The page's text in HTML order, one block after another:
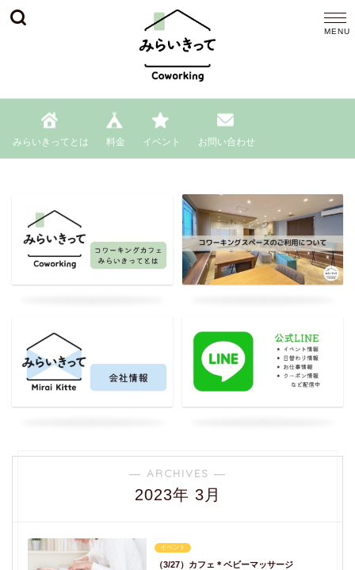
みらいきってとは 料金 イベント お問い合わせ
― ARCHIVES ―
2023年 3月
イベント
（3/27）カフェ＊ベビーマッサージ